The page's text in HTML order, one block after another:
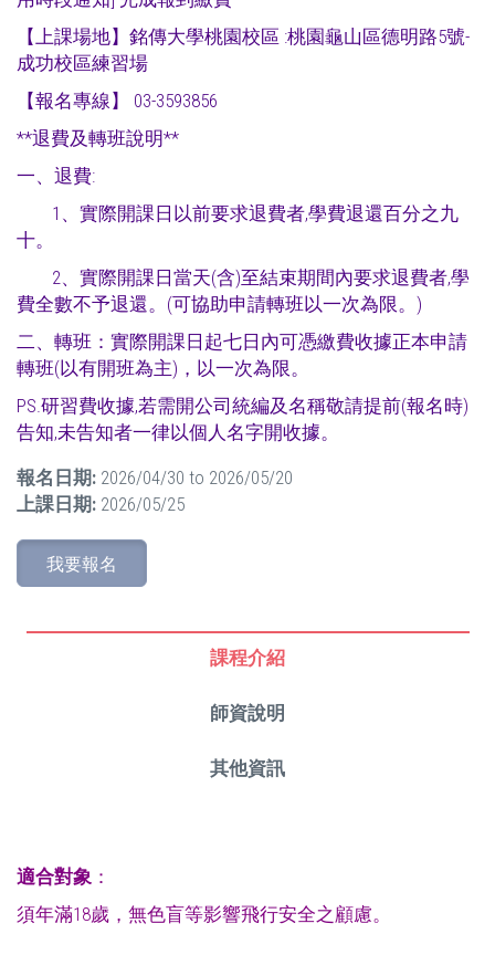
【上課場地】銘傳大學桃園校區 :桃園龜山區德明路5號-
成功校區練習場
【報名專線】 03-3593856
**退費及轉班說明**
一、退費:
1、實際開課日以前要求退費者,學費退還百分之九
十。
2、實際開課日當天(含)至結束期間內要求退費者,學
費全數不予退還。(可協助申請轉班以一次為限。)
二、轉班：實際開課日起七日內可憑繳費收據正本申請
轉班(以有開班為主)，以一次為限。
PS.研習費收據,若需開公司統編及名稱敬請提前(報名時)
告知,未告知者一律以個人名字開收據。
報名日期: 2026/04/30 to 2026/05/20
上課日期: 2026/05/25
我要報名
課程介紹
師資說明
其他資訊
適合對象 ：
須年滿18歲，無色盲等影響飛行安全之顧慮。